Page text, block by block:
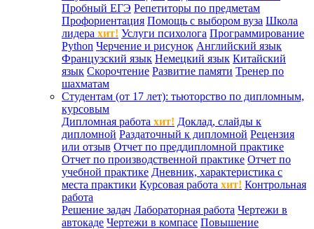
Пробный ЕГЭ Репетиторы по предметам
Профориентация Помощь с выбором вуза Школа
лидера хит! Услуги психолога Программирование
Python Черчение и рисунок Английский язык
Французский язык Немецкий язык Китайский
язык Скорочтение Развитие памяти Тренер по
шахматам
Студентам (от 17 лет): тьюторство по дипломным,
курсовым
Дипломная работа хит! Доклад, слайды к
дипломной Раздаточный к дипломной Рецензия
или отзыв Отчет по преддипломной практике
Отчет по производственной практике Отчет по
учебной практике Дневник, характеристика с
места практики Курсовая работа хит! Контрольная
работа
Решение задач Лабораторная работа Чертежи в
автокаде Чертежи в компасе Повышение